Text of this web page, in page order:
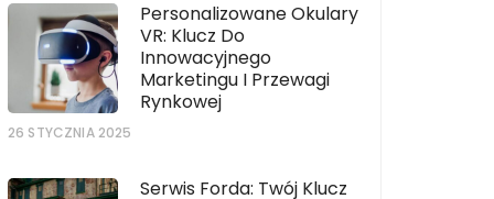
Personalizowane Okulary
VR: Klucz Do
Innowacyjnego
Marketingu I Przewagi
Rynkowej
26 STYCZNIA 2025
Serwis Forda: Twój Klucz